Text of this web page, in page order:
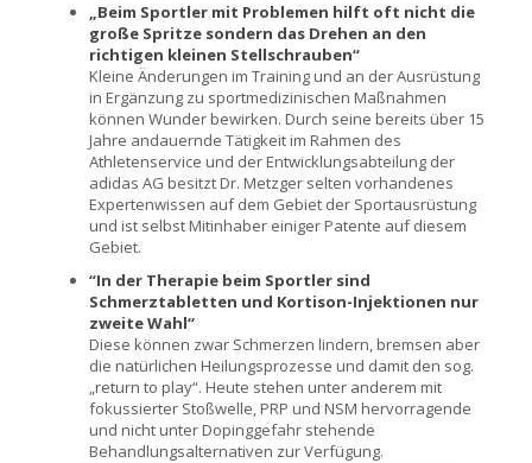
„Beim Sportler mit Problemen hilft oft nicht die
große Spritze sondern das Drehen an den
richtigen kleinen Stellschrauben“
Kleine Änderungen im Training und an der Ausrüstung
in Ergänzung zu sportmedizinischen Maßnahmen
können Wunder bewirken. Durch seine bereits über 15
Jahre andauernde Tätigkeit im Rahmen des
Athletenservice und der Entwicklungsabteilung der
adidas AG besitzt Dr. Metzger selten vorhandenes
Expertenwissen auf dem Gebiet der Sportausrüstung
und ist selbst Mitinhaber einiger Patente auf diesem
Gebiet.
“In der Therapie beim Sportler sind
Schmerztabletten und Kortison-Injektionen nur
zweite Wahl“
Diese können zwar Schmerzen lindern, bremsen aber
die natürlichen Heilungsprozesse und damit den sog.
„return to play“. Heute stehen unter anderem mit
fokussierter Stoßwelle, PRP und NSM hervorragende
und nicht unter Dopinggefahr stehende
Behandlungsalternativen zur Verfügung.